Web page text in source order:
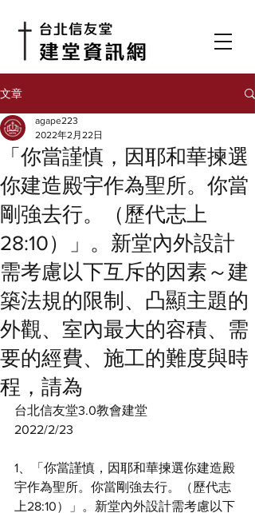
文章
「你當謹慎，因耶和華揀選
你建造殿宇作為聖所。你當
剛強去行。（歷代志上
28:10）」。新堂內外設計
需考慮以下互斥的因素～建
築法規的限制、凸顯主題的
外觀、室內最大的容積、需
要的經費、施工的難度與時
程，請為
agape223
2022年2月22日
台北信友堂3.0教會建堂
2022/2/23
1、「你當謹慎，因耶和華揀選你建造殿
宇作為聖所。你當剛強去行。（歷代志
上28:10）」。新堂內外設計需考慮以下